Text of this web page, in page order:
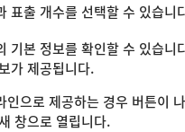
표출 개수를 선택할 수 있습니
기본 정보를 확인할 수 있습니
가 제공됩니다.
인으로 제공하는 경우 버튼이
창으로 열립니다.